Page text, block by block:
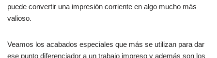
puede convertir una impresión corriente en algo mucho más
valioso.
Veamos los acabados especiales que más se utilizan para dar
ese punto diferenciador a un trabajo impreso y además son los